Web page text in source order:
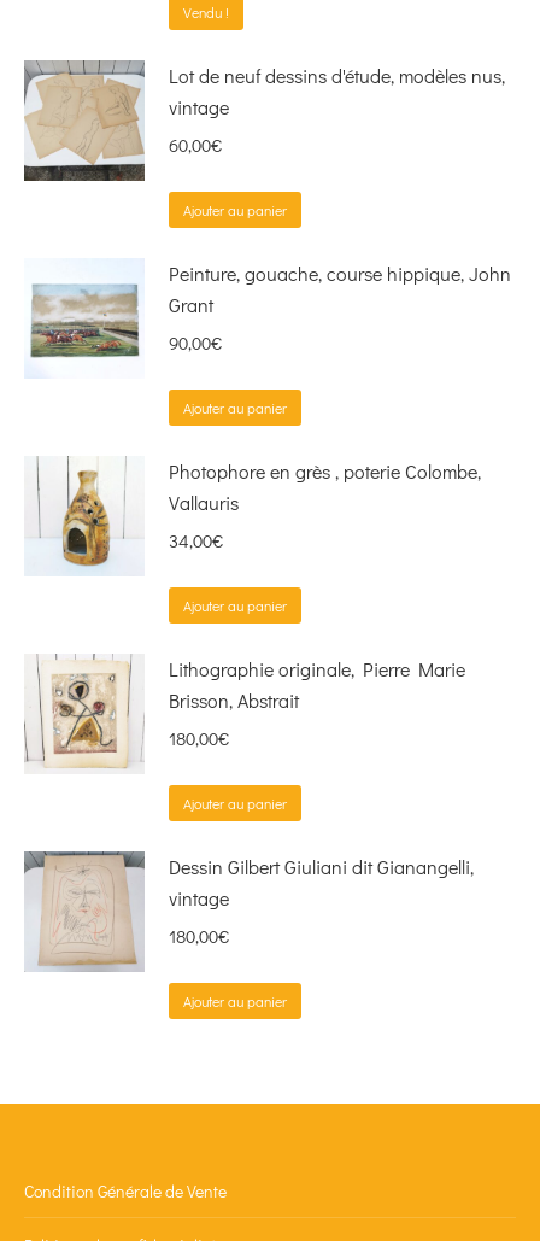
Vendu !
Lot de neuf dessins d'étude, modèles nus,
vintage
60,00€
Ajouter au panier
Peinture, gouache, course hippique, John
Grant
90,00€
Ajouter au panier
Photophore en grès , poterie Colombe,
Vallauris
34,00€
Ajouter au panier
Lithographie originale, Pierre Marie
Brisson, Abstrait
180,00€
Ajouter au panier
Dessin Gilbert Giuliani dit Gianangelli,
vintage
180,00€
Ajouter au panier
Condition Générale de Vente